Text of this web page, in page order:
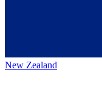
New Zealand